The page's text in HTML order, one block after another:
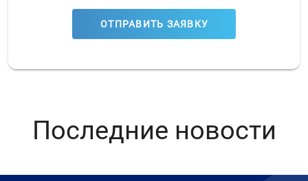
ОТПРАВИТЬ ЗАЯВКУ
Последние новости